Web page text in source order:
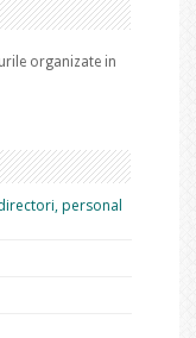
organizate in
personal